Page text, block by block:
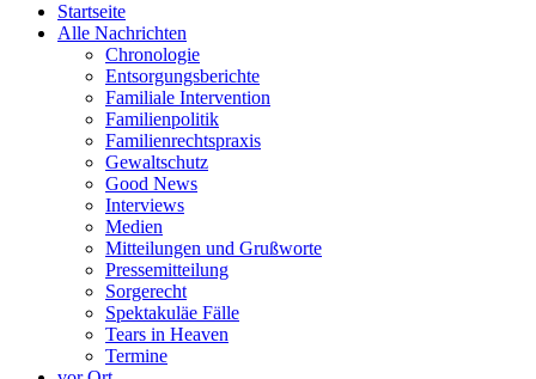
Startseite
Alle Nachrichten
Chronologie
Entsorgungsberichte
Familiale Intervention
Familienpolitik
Familienrechtspraxis
Gewaltschutz
Good News
Interviews
Medien
Mitteilungen und Grußworte
Pressemitteilung
Sorgerecht
Spektakuläe Fälle
Tears in Heaven
Termine